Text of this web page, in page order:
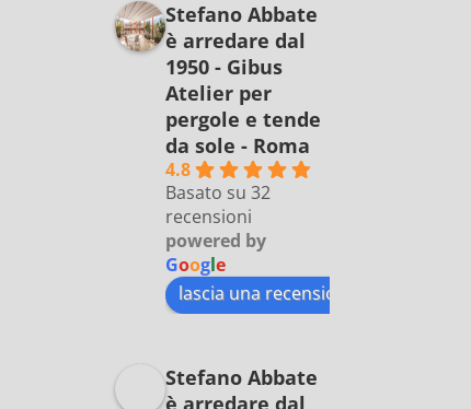
Stefano Abbate
è arredare dal
1950 - Gibus
Atelier per
pergole e tende
da sole - Roma
4.8
Basato su 32
recensioni
powered by
Google
lascia una recensione su
Stefano Abbate
è arredare dal